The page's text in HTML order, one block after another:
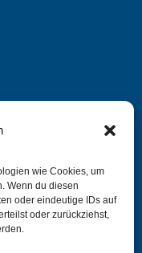
wie Cookies, um
Wenn du diesen
oder eindeutige IDs auf
oder zurückziehst,